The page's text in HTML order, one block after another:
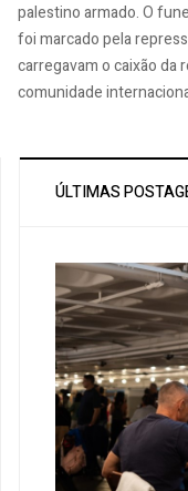
palestino armado. O
foi marcado pela
carregavam o caixão da
comunidade
ÚLTIMAS